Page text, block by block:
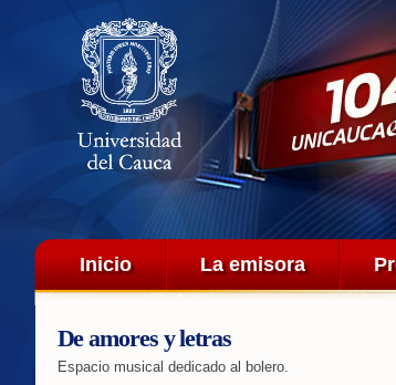
Menú principal
Inicio La emisora
De amores y letras
Espacio musical dedicado al bolero.